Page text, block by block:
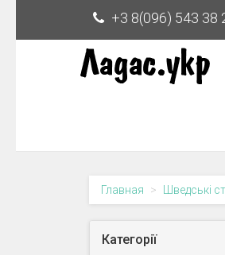
+3 8(096) 543 38
Главная Шведські
Категорії